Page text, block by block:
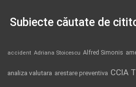
Subiecte căutate de
accident Adriana Stoicescu Alfred Simonis
analiza valutara arestare preventiva CCIA